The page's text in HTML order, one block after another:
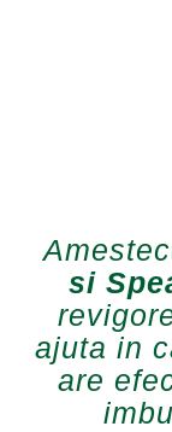
si
ajuta in
are